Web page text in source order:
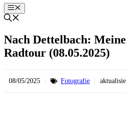
Menü
Nach Dettelbach:
Radtour (08.05.2025)
08/05/2025 Fotografie